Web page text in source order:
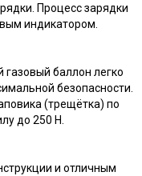
Процесс зарядки
индикатором.
баллон легко
безопасности.
(трещётка) по
до 250 Н.
и отличным